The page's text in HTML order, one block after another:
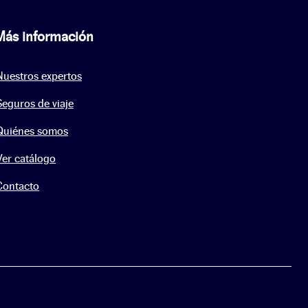
información
expertos
de viaje
somos
catálogo